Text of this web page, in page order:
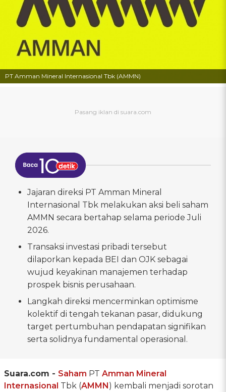
PT Amman Mineral Internasional Tbk (AMMN)
Jajaran direksi PT Amman Mineral
Internasional Tbk melakukan aksi beli saham
AMMN secara bertahap selama periode Juli
2026.
Transaksi investasi pribadi tersebut
dilaporkan kepada BEI dan OJK sebagai
wujud keyakinan manajemen terhadap
prospek bisnis perusahaan.
Langkah direksi mencerminkan optimisme
kolektif di tengah tekanan pasar, didukung
target pertumbuhan pendapatan signifikan
serta solidnya fundamental operasional.
Suara.com - Saham PT Amman Mineral
Internasional Tbk (AMMN) kembali menjadi sorotan